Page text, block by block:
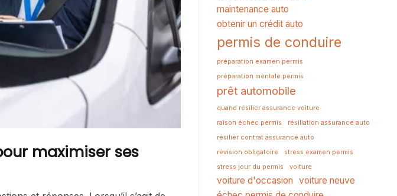
maximiser ses
maintenance auto
obtenir un crédit auto
permis de conduire
préparation examen permis
préparation mentale permis
prêt automobile
quand résilier assurance voiture
raison échec permis
résiliation assurance auto
résilier contrat assurance auto
révision obligatoire
stress examen permis
stress jour du permis
voiture
voiture d'occasion voiture neuve